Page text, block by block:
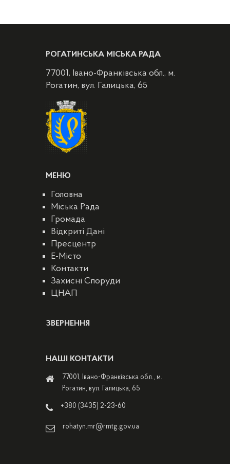
РОГАТИНСЬКА МІСЬКА РАДА
77001, Івано-Франківська обл., м.
Рогатин, вул. Галицька, 65
МЕНЮ
Головна
Міська Рада
Громада
Відкриті Дані
Пресцентр
E-Місто
Контакти
Захисні Споруди
ЦНАП
ЗВЕРНЕННЯ
НАШІ КОНТАКТИ
77001, Івано-Франківська обл., м.
Рогатин, вул. Галицька, 65
+380 (3435) 2-23-60
rohatyn.mr@rmtg.gov.ua